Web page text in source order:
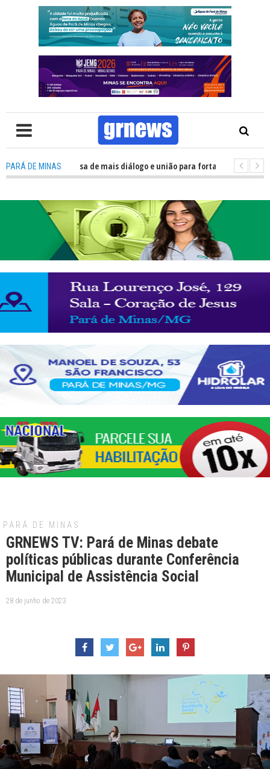
PARÁ DE MINAS
TV: Política precisa de mais diálogo e união para fortalecer Minas e
PARÁ DE MINAS
GRNEWS TV: Pará de Minas debate
políticas públicas durante Conferência
Municipal de Assistência Social
28 de junho de 2023